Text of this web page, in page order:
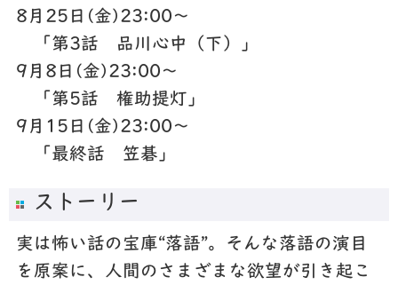
8月25日(金)23:00～
「第3話 品川心中（下）」
9月8日(金)23:00～
「第5話 権助提灯」
9月15日(金)23:00～
「最終話 笠碁」
ストーリー
実は怖い話の宝庫“落語”。そんな落語の演目
を原案に、人間のさまざまな欲望が引き起こ